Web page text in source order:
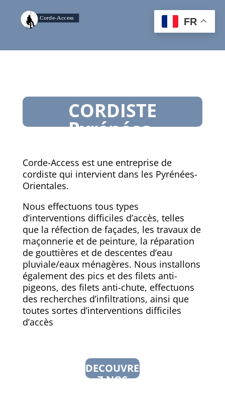
CORDISTE
Pyrénées-
Corde-Access est une entreprise de
cordiste qui intervient dans les Pyrénées-
Orientales.
Nous effectuons tous types
d’interventions difficiles d’accès, telles
que la réfection de façades, les travaux de
maçonnerie et de peinture, la réparation
de gouttières et de descentes d’eau
pluviale/eaux ménagères. Nous installons
également des pics et des filets anti-
pigeons, des filets anti-chute, effectuons
des recherches d’infiltrations, ainsi que
toutes sortes d’interventions difficiles
d’accès
DECOUVRE
Z NOS
FR